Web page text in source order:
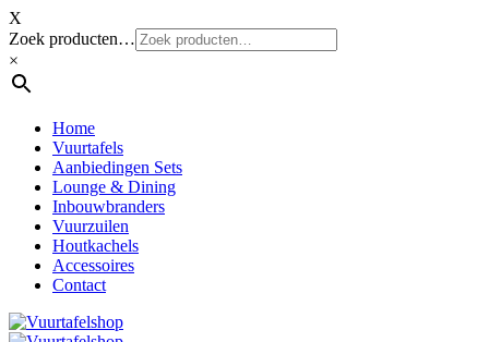
X
Zoek producten…
×
Home
Vuurtafels
Aanbiedingen Sets
Lounge & Dining
Inbouwbranders
Vuurzuilen
Houtkachels
Accessoires
Contact